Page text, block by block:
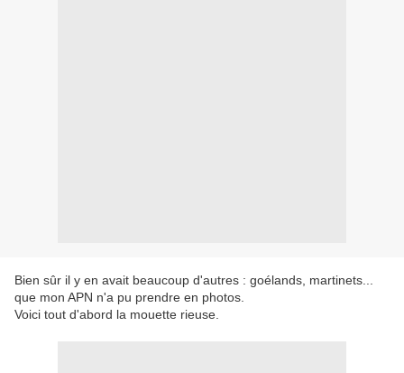
Bien sûr il y en avait beaucoup d'autres : goélands, martinets...
que mon APN n'a pu prendre en photos.
Voici tout d'abord la mouette rieuse.